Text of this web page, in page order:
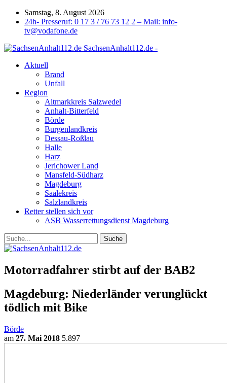
Samstag, 8. August 2026
24h- Presseruf: 0 17 3 / 76 73 12 2 – Mail: info-
tv@vodafone.de
SachsenAnhalt112.de -
Aktuell
Brand
Unfall
Region
Altmarkkreis Salzwedel
Anhalt-Bitterfeld
Börde
Burgenlandkreis
Dessau-Roßlau
Halle
Harz
Jerichower Land
Mansfeld-Südharz
Magdeburg
Saalekreis
Salzlandkreis
Retter stellen sich vor
ASB Wasserrettungsdienst Magdeburg
Motorradfahrer stirbt auf der BAB2
Magdeburg: Niederländer verunglückt
tödlich mit Bike
Börde
am 27. Mai 2018 5.897